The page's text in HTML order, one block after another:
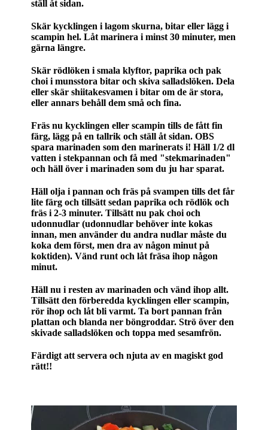
ställ åt sidan.
Skär kycklingen i lagom skurna, bitar eller lägg i
scampin hel. Låt marinera i minst 30 minuter, men
gärna längre.
Skär rödlöken i smala klyftor, paprika och pak
choi i munsstora bitar och skiva salladslöken. Dela
eller skär shiitakesvamen i bitar om de är stora,
eller annars behåll dem små och fina.
Fräs nu kycklingen eller scampin tills de fått fin
färg, lägg på en tallrik och ställ åt sidan. OBS
spara marinaden som den marinerats i! Häll 1/2 dl
vatten i stekpannan och få med "stekmarinaden"
och häll över i marinaden som du ju har sparat.
Häll olja i pannan och fräs på svampen tills det får
lite färg och tillsätt sedan paprika och rödlök och
fräs i 2-3 minuter. Tillsätt nu pak choi och
udonnudlar (udonnudlar behöver inte kokas
innan, men använder du andra nudlar måste du
koka dem först, men dra av någon minut på
koktiden). Vänd runt och låt fräsa ihop någon
minut.
Häll nu i resten av marinaden och vänd ihop allt.
Tillsätt den förberedda kycklingen eller scampin,
rör ihop och låt bli varmt. Ta bort pannan från
plattan och blanda ner böngroddar. Strö över den
skivade salladslöken och toppa med sesamfrön.
Färdigt att servera och njuta av en magiskt god
rätt!!